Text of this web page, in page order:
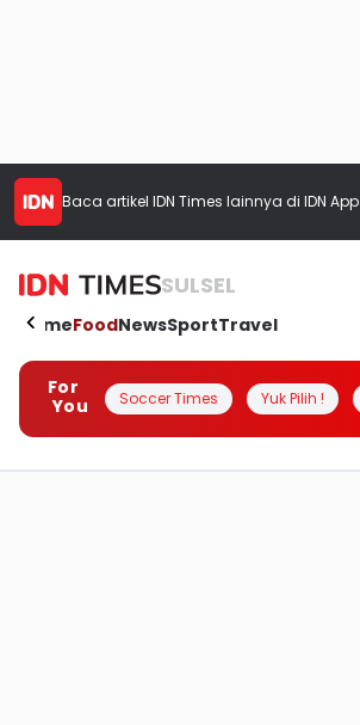
Baca artikel IDN Times lainnya di IDN App
SULSEL
HomeFoodNewsSportTravel
For
You
Soccer Times Yuk Pilih !